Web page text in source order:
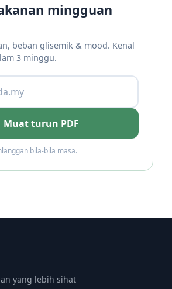
mingguan
beban glisemik & mood. Kenal
3 minggu.
Muat turun PDF
bila-bila masa.
yang lebih sihat